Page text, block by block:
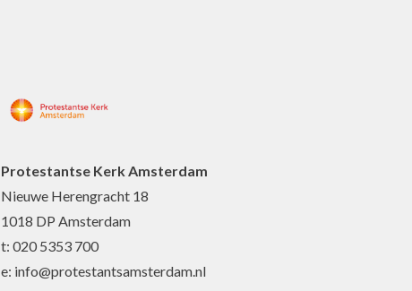
Protestantse Kerk Amsterdam
Nieuwe Herengracht 18
1018 DP Amsterdam
t: 020 5353 700
e: info@protestantsamsterdam.nl